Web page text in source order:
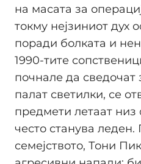
на масата за
токму нејзиниот дух
поради болката и
1990-тите
почнале да сведочат
палат светилки, се
предмети летаат низ
често станува леден.
семејството, Тони